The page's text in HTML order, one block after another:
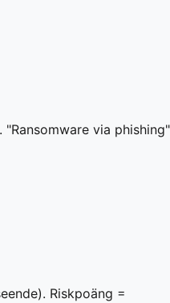
via phishing"
Riskpoäng =